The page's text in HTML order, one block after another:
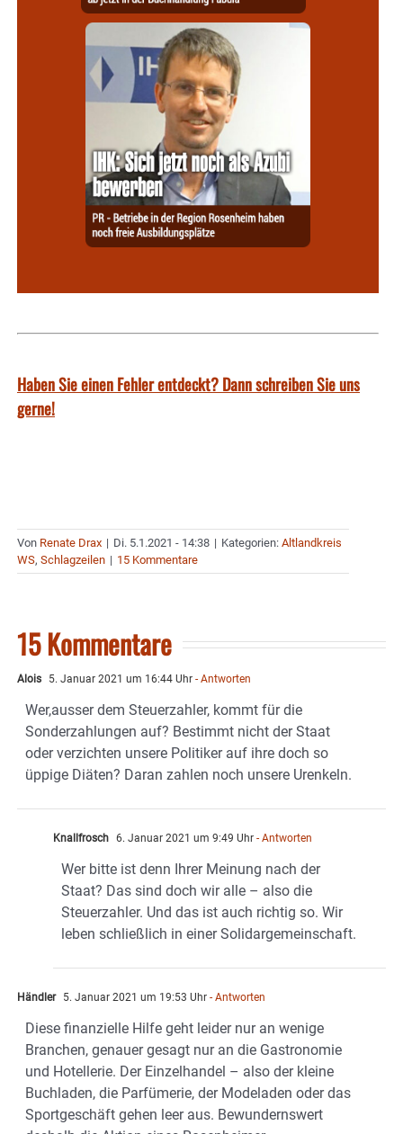
Haben Sie einen Fehler entdeckt? Dann schreiben Sie uns
gerne!
Von Renate Drax | Di. 5.1.2021 - 14:38 | Kategorien: Altlandkreis
WS, Schlagzeilen | 15 Kommentare
15 Kommentare
Alois 5. Januar 2021 um 16:44 Uhr - Antworten
Wer,ausser dem Steuerzahler, kommt für die
Sonderzahlungen auf? Bestimmt nicht der Staat
oder verzichten unsere Politiker auf ihre doch so
üppige Diäten? Daran zahlen noch unsere Urenkeln.
Knallfrosch 6. Januar 2021 um 9:49 Uhr - Antworten
Wer bitte ist denn Ihrer Meinung nach der
Staat? Das sind doch wir alle – also die
Steuerzahler. Und das ist auch richtig so. Wir
leben schließlich in einer Solidargemeinschaft.
Händler 5. Januar 2021 um 19:53 Uhr - Antworten
Diese finanzielle Hilfe geht leider nur an wenige
Branchen, genauer gesagt nur an die Gastronomie
und Hotellerie. Der Einzelhandel – also der kleine
Buchladen, die Parfümerie, der Modeladen oder das
Sportgeschäft gehen leer aus. Bewundernswert